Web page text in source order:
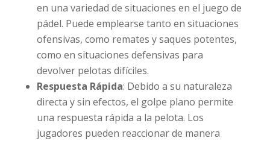
en una variedad de situaciones en el juego de
pádel. Puede emplearse tanto en situaciones
ofensivas, como remates y saques potentes,
como en situaciones defensivas para
devolver pelotas difíciles.
Respuesta Rápida: Debido a su naturaleza
directa y sin efectos, el golpe plano permite
una respuesta rápida a la pelota. Los
jugadores pueden reaccionar de manera